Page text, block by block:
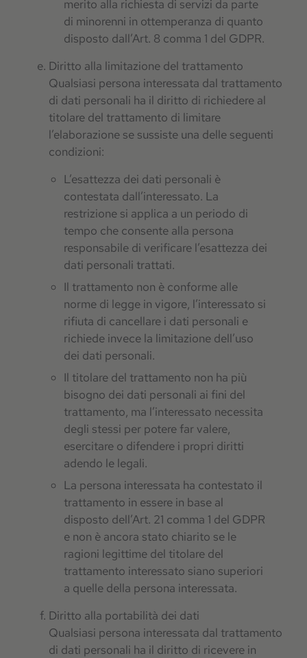
merito alla richiesta di servizi da parte
di minorenni in ottemperanza di quanto
disposto dall’Art. 8 comma 1 del GDPR.
Diritto alla limitazione del trattamento
Qualsiasi persona interessata dal trattamento
di dati personali ha il diritto di richiedere al
titolare del trattamento di limitare
l’elaborazione se sussiste una delle seguenti
condizioni:
L’esattezza dei dati personali è
contestata dall’interessato. La
restrizione si applica a un periodo di
tempo che consente alla persona
responsabile di verificare l’esattezza dei
dati personali trattati.
Il trattamento non è conforme alle
norme di legge in vigore, l’interessato si
rifiuta di cancellare i dati personali e
richiede invece la limitazione dell’uso
dei dati personali.
Il titolare del trattamento non ha più
bisogno dei dati personali ai fini del
trattamento, ma l’interessato necessita
degli stessi per potere far valere,
esercitare o difendere i propri diritti
adendo le legali.
La persona interessata ha contestato il
trattamento in essere in base al
disposto dell’Art. 21 comma 1 del GDPR
e non è ancora stato chiarito se le
ragioni legittime del titolare del
trattamento interessato siano superiori
a quelle della persona interessata.
Diritto alla portabilità dei dati
Qualsiasi persona interessata dal trattamento
di dati personali ha il diritto di ricevere in